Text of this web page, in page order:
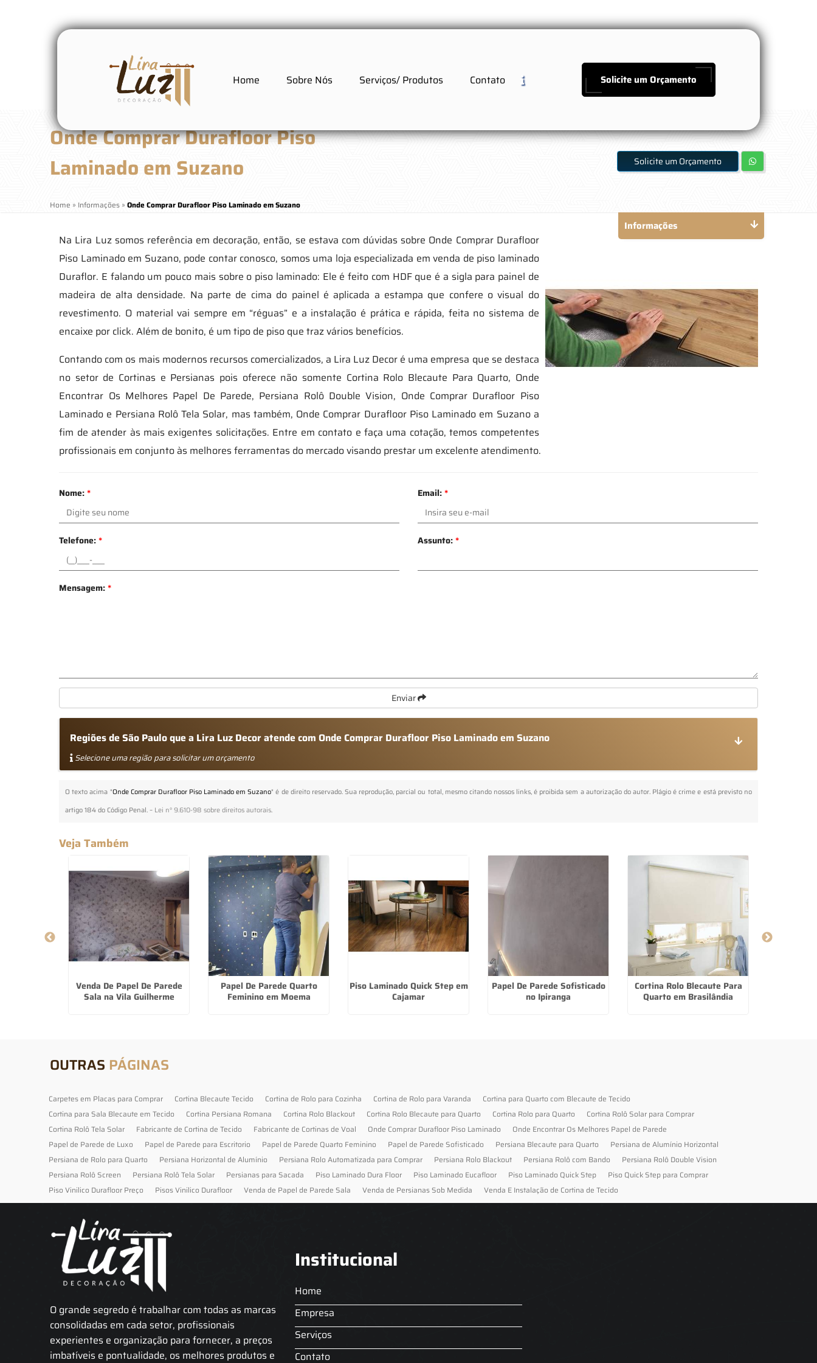
Home Sobre Nós Serviços/ Produtos Contato Solicite um Orçamento
Onde Comprar Durafloor Piso
Laminado em Suzano
Home » Informações »Onde Comprar Durafloor Piso Laminado em Suzano
Solicite um Orçamento
Na Lira Luz somos referência em decoração, então, se estava com dúvidas sobre Onde Comprar Durafloor
Piso Laminado em Suzano, pode contar conosco, somos uma loja especializada em venda de piso laminado
Duraflor. E falando um pouco mais sobre o piso laminado: Ele é feito com HDF que é a sigla para painel de
madeira de alta densidade. Na parte de cima do painel é aplicada a estampa que confere o visual do
revestimento. O material vai sempre em “réguas” e a instalação é prática e rápida, feita no sistema de
encaixe por click. Além de bonito, é um tipo de piso que traz vários benefícios.
Contando com os mais modernos recursos comercializados, a Lira Luz Decor é uma empresa que se destaca
no setor de Cortinas e Persianas pois oferece não somente Cortina Rolo Blecaute Para Quarto, Onde
Encontrar Os Melhores Papel De Parede, Persiana Rolô Double Vision, Onde Comprar Durafloor Piso
Laminado e Persiana Rolô Tela Solar, mas também, Onde Comprar Durafloor Piso Laminado em Suzano a
fim de atender às mais exigentes solicitações. Entre em contato e faça uma cotação, temos competentes
profissionais em conjunto às melhores ferramentas do mercado visando prestar um excelente atendimento.
Nome:* Email:*
Telefone:* Assunto:*
Mensagem:*
Enviar
Regiões de São Paulo que a Lira Luz Decor atende com Onde Comprar Durafloor Piso Laminado em Suzano
Selecione uma região para solicitar um orçamento
O texto acima "Onde Comprar Durafloor Piso Laminado em Suzano" é de direito reservado. Sua reprodução, parcial ou total, mesmo citando nossos links, é proibida sem a autorização do autor. Plágio é crime e está previsto no
artigo 184 do Código Penal. – Lei n° 9.610-98 sobre direitos autorais.
Informações
Veja Também
Venda De Papel De Parede
Sala na Vila Guilherme
Papel De Parede Quarto
Feminino em Moema
Piso Laminado Quick Step em
Cajamar
Papel De Parede Sofisticado
no Ipiranga
Cortina Rolo Blecaute Para
Quarto em Brasilândia
OUTRAS PÁGINAS
Carpetes em Placas para Comprar Cortina Blecaute Tecido Cortina de Rolo para Cozinha Cortina de Rolo para Varanda
Cortina para Quarto com Blecaute de Tecido
Cortina para Sala Blecaute em Tecido
Cortina Persiana Romana Cortina Rolo Blackout Cortina Rolo Blecaute para Quarto Cortina Rolo para Quarto
Cortina Rolô Solar para Comprar
Cortina Rolô Tela Solar
Fabricante de Cortina de Tecido Fabricante de Cortinas de Voal Onde Comprar Durafloor Piso Laminado
Onde Encontrar Os Melhores Papel de Parede
Papel de Parede de Luxo
Papel de Parede para Escritorio Papel de Parede Quarto Feminino Papel de Parede Sofisticado Persiana Blecaute para Quarto
Persiana de Alumínio Horizontal
Persiana de Rolo para Quarto
Persiana Horizontal de Alumínio Persiana Rolo Automatizada para Comprar Persiana Rolo Blackout Persiana Rolô com Bando
Persiana Rolô Double Vision
Persiana Rolô Screen
Persiana Rolô Tela Solar Persianas para Sacada Piso Laminado Dura Floor Piso Laminado Eucafloor Piso Laminado Quick Step
Piso Quick Step para Comprar
Piso Vinilico Durafloor Preço
Pisos Vinilico Durafloor Venda de Papel de Parede Sala Venda de Persianas Sob Medida Venda E Instalação de Cortina de Tecido
O grande segredo é trabalhar com todas as marcas
consolidadas em cada setor, profissionais
experientes e organização para fornecer, a preços
imbatíveis e pontualidade, os melhores produtos e
Institucional
Home
Empresa
Serviços
Contato